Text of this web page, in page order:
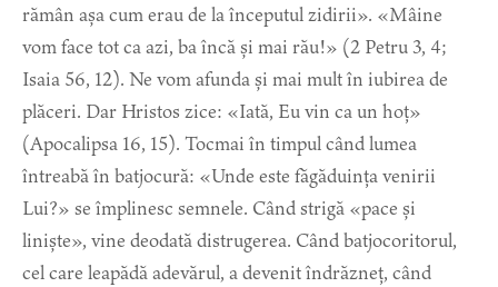
rămân așa cum erau de la începutul zidirii». «Mâine
vom face tot ca azi, ba încă și mai rău!» (2 Petru 3, 4;
Isaia 56, 12). Ne vom afunda și mai mult în iubirea de
plăceri. Dar Hristos zice: «Iată, Eu vin ca un hoț»
(Apocalipsa 16, 15). Tocmai în timpul când lumea
întreabă în batjocură: «Unde este făgăduința venirii
Lui?» se împlinesc semnele. Când strigă «pace și
liniște», vine deodată distrugerea. Când batjocoritorul,
cel care leapădă adevărul, a devenit îndrăzneț, când